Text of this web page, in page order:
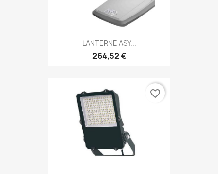
LANTERNE ASY...
264,52 €
favorite_border